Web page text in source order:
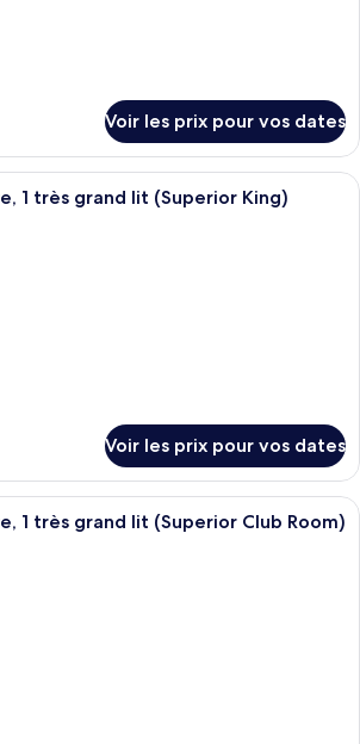
Voir les prix pour vos dates
Une chambre d’hôtel moderne
1 très grand lit (Superior King)
Voir les prix pour vos dates
Une chambre d’hôtel avec un lit, un
1 très grand lit (Superior Club Room)